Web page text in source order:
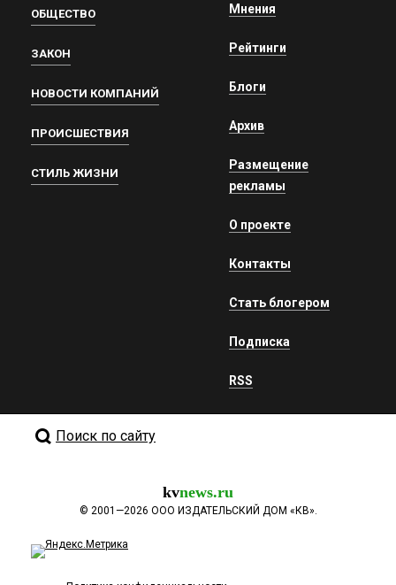
ОБЩЕСТВО
ЗАКОН
НОВОСТИ КОМПАНИЙ
ПРОИСШЕСТВИЯ
СТИЛЬ ЖИЗНИ
Мнения
Рейтинги
Блоги
Архив
Размещение
рекламы
О проекте
Контакты
Стать блогером
Подписка
RSS
Поиск по сайту
kvnews.ru
© 2001—2026 ООО ИЗДАТЕЛЬСКИЙ ДОМ «КВ».